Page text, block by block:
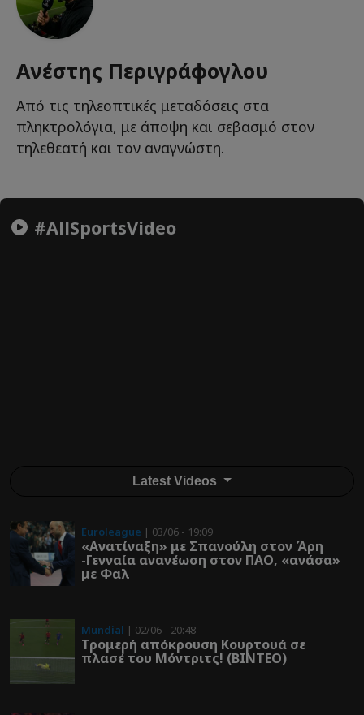
Ανέστης Περιγράφογλου
Από τις τηλεοπτικές μεταδόσεις στα
πληκτρολόγια, με άποψη και σεβασμό στον
τηλεθεατή και τον αναγνώστη.
#AllSportsVideo
Latest Videos
Euroleague | 03/06 - 19:09
«Ανατίναξη» με Σπανούλη στον Άρη
-Γενναία ανανέωση στον ΠΑΟ, «ανάσα»
με Φαλ
Mundial | 02/06 - 20:48
Τρομερή απόκρουση Κουρτουά σε
πλασέ του Μόντριτς! (ΒΙΝΤΕΟ)